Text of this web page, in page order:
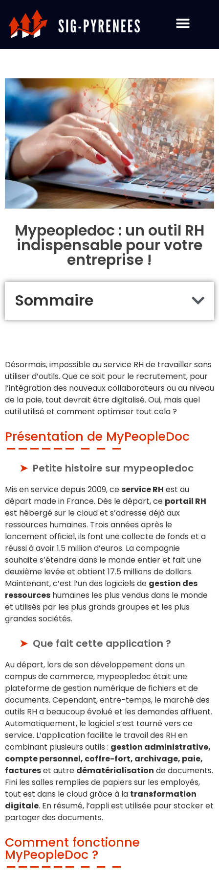
Mypeopledoc : un outil RH
indispensable pour votre
entreprise !
Sommaire
Désormais, impossible au service RH de travailler sans
utiliser d’outils. Que ce soit pour le recrutement, pour
l’intégration des nouveaux collaborateurs ou au niveau
de la paie, tout devrait être digitalisé. Oui, mais quel
outil utilisé et comment optimiser tout cela ?
Présentation de MyPeopleDoc
Petite histoire sur mypeopledoc
Mis en service depuis 2009, ceservice RH est au
départ made in France. Dès le départ, ce portail RH
est hébergé sur le cloud et s’adresse déjà aux
ressources humaines. Trois années après le
lancement officiel, ils font une collecte de fonds et a
réussi à avoir 1.5 million d’euros. La compagnie
souhaite s’étendre dans le monde entier et fait une
deuxième levée et obtient 17.5 millions de dollars.
Maintenant, c’est l’un des logiciels de gestion des
ressources humaines les plus vendus dans le monde
et utilisés par les plus grands groupes et les plus
grandes sociétés.
Que fait cette application ?
Au départ, lors de son développement dans un
campus de commerce, mypeopledoc était une
plateforme de gestion numérique de fichiers et de
documents. Cependant, entre-temps, le marché des
outils RH a beaucoup évolué et les demandes affluent.
Automatiquement, le logiciel s’est tourné vers ce
service. L’application facilite le travail des RH en
combinant plusieurs outils : gestion administrative,
compte personnel, coffre-fort, archivage, paie,
factureset autre dématérialisation de documents.
Fini les salles remplies de papiers sur les employés,
tout est dans le cloud grâce à la transformation
digitale. En résumé, l’appli est utilisée pour stocker et
partager des documents.
Comment fonctionne
MyPeopleDoc ?